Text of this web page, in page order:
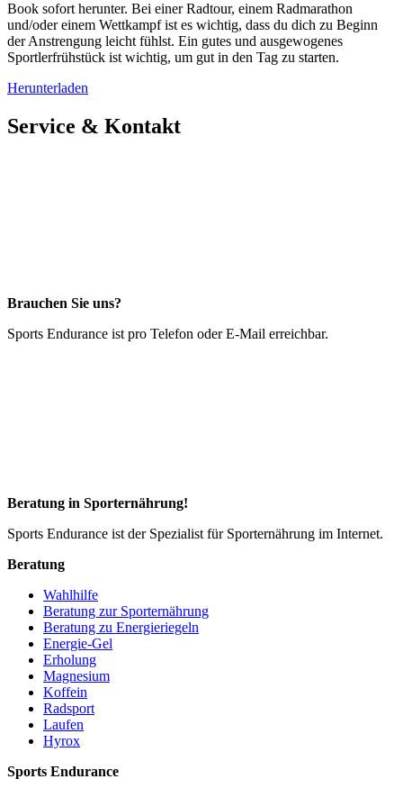
Book sofort herunter. Bei einer Radtour, einem Radmarathon
und/oder einem Wettkampf ist es wichtig, dass du dich zu Beginn
der Anstrengung leicht fühlst. Ein gutes und ausgewogenes
Sportlerfrühstück ist wichtig, um gut in den Tag zu starten.
Herunterladen
Service & Kontakt
Brauchen Sie uns?
Sports Endurance ist pro Telefon oder E-Mail erreichbar.
Beratung in Sporternährung!
Sports Endurance ist der Spezialist für Sporternährung im Internet.
Beratung
Wahlhilfe
Beratung zur Sporternährung
Beratung zu Energieriegeln
Energie-Gel
Erholung
Magnesium
Koffein
Radsport
Laufen
Hyrox
Sports Endurance